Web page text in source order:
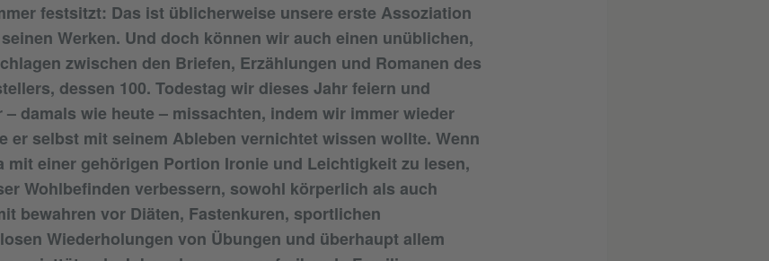
festsitzt: Das ist üblicherweise unsere erste Assoziation
Werken. Und doch können wir auch einen unüblichen,
zwischen den Briefen, Erzählungen und Romanen des
dessen 100. Todestag wir dieses Jahr feiern und
damals wie heute – missachten, indem wir immer wieder
er selbst mit seinem Ableben vernichtet wissen wollte. Wenn
mit einer gehörigen Portion Ironie und Leichtigkeit zu lesen,
Wohlbefinden verbessern, sowohl körperlich als auch
bewahren vor Diäten, Fastenkuren, sportlichen
Wiederholungen von Übungen und überhaupt allem